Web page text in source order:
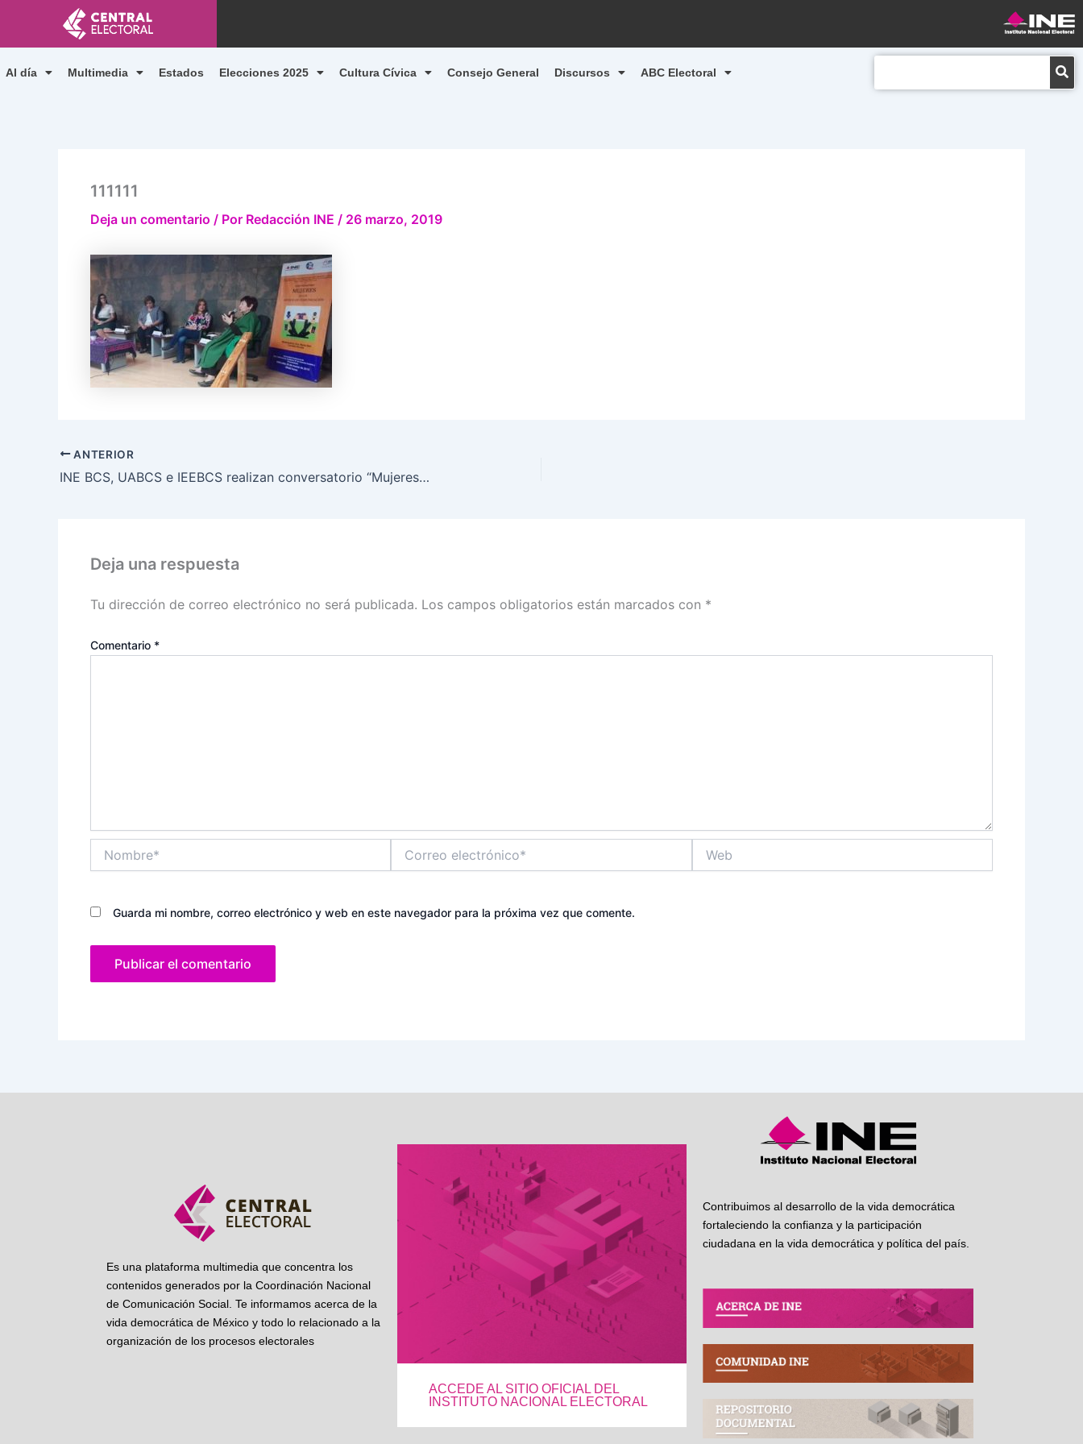
contenido
Al día Multimedia Estados Elecciones 2025 Cultura Cívica Consejo General Discursos ABC Electoral
111111
Deja un comentario / Por Redacción INE / 26 marzo, 2019
ANTERIOR
INE BCS, UABCS e IEEBCS realizan conversatorio “Mujeres en los Medios de Comunicación en BCS”
Deja una respuesta
Tu dirección de correo electrónico no será publicada. Los campos obligatorios están marcados con *
Comentario *
electrónico*
Guarda mi nombre, correo electrónico y web en este navegador para la próxima vez que comente.
Es una plataforma multimedia que concentra los
contenidos generados por la Coordinación Nacional
de Comunicación Social. Te informamos acerca de la
vida democrática de México y todo lo relacionado a la
organización de los procesos electorales
ACCEDE AL SITIO OFICIAL DEL
INSTITUTO NACIONAL ELECTORAL
Contribuimos al desarrollo de la vida democrática
fortaleciendo la confianza y la participación
ciudadana en la vida democrática y política del país.